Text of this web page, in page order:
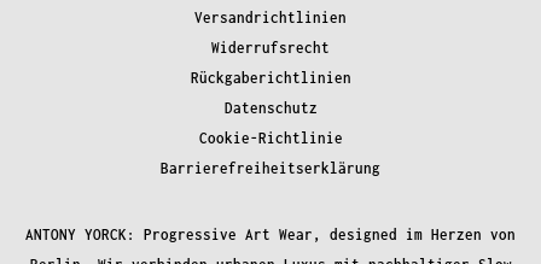
Versandrichtlinien
Widerrufsrecht
Rückgaberichtlinien
Datenschutz
Cookie-Richtlinie
Barrierefreiheitserklärung
ANTONY YORCK: Progressive Art Wear, designed im Herzen von